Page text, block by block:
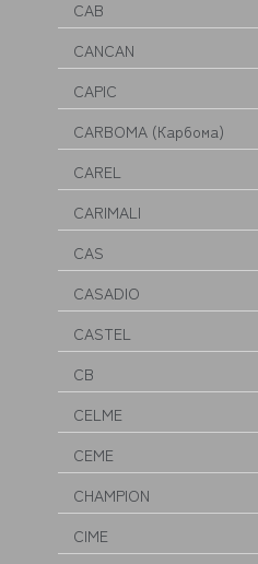
CAB
CANCAN
CAPIC
CARBOMA (Карбома)
CAREL
CARIMALI
CAS
CASADIO
CASTEL
CB
CELME
CEME
CHAMPION
CIME